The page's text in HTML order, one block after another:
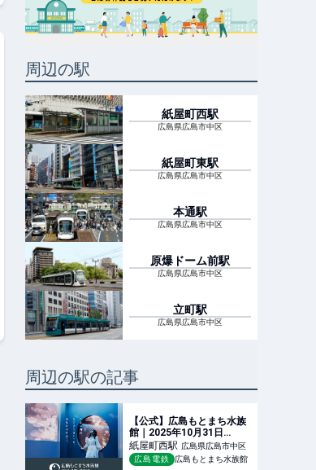
周辺の駅
紙屋町西駅
広島県広島市中区
紙屋町東駅
広島県広島市中区
本通駅
広島県広島市中区
原爆ドーム前駅
広島県広島市中区
立町駅
広島県広島市中区
周辺の駅の記事
【公式】広島もとまち水族
館｜2025年10月31日
（金）OPEN！
紙屋町西駅 広島県広島市中区
広島電鉄
広島もとまち水族館